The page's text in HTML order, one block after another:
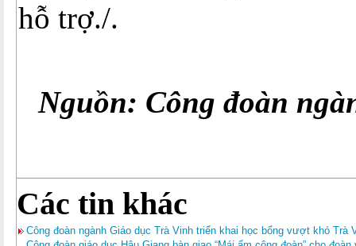
hỗ trợ./.
Nguồn: Công đoàn
Các tin khác
Công đoàn ngành Giáo dục Trà Vinh triển khai học bổng vượt khó Trà